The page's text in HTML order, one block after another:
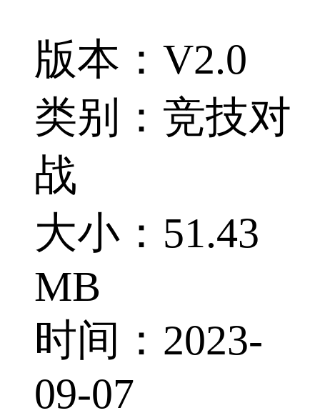
版本：V2.0
类别：竞技对
战
大小：51.43
MB
时间：2023-
09-07